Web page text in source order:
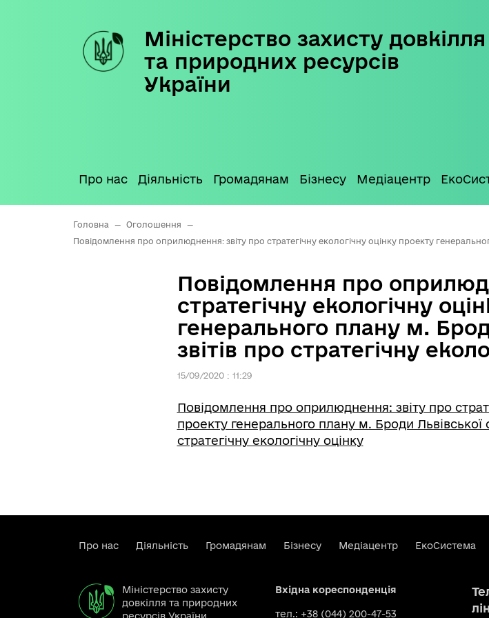
Міністерство захисту довкілля
та природних ресурсів
України
Про нас Діяльність Громадянам Бізнесу Медіацентр
Головна — Оголошення
—
Повідомлення про оприлюднення: звіту про стратегічну екологічну оцінку проекту
Повідомлення про
стратегічну екологічну
генерального плану м.
звітів про стратегічну
15/09/2020 : 11:29
Повідомлення про оприлюднення: звіту про
проекту генерального плану м. Броди Львівської
стратегічну екологічну оцінку
Про нас Діяльність Громадянам Бізнесу Медіацентр ЕкоСистема
Міністерство захисту
довкілля та природних
Вхідна кореспонденція
тел.: +38 (044) 200-47-53